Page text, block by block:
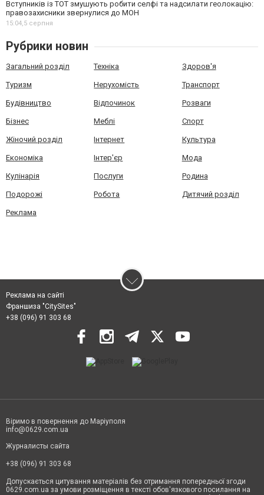
Вступників із ТОТ змушують робити селфі та надсилати геолокацію:
правозахисники звернулися до МОН
15:04, 5 серпня
Рубрики новин
Загальний розділ Техніка Здоров'я
Туризм Нерухомість Транспорт
Будівництво Відпочинок Розваги
Бізнес Меблі Спорт
Жіночий розділ Інтернет Культура
Економіка Інтер'єр Мода
Кулінарія Послуги Родина
Подорожі Робота Дитячий розділ
Реклама
Реклама на сайті
Франшиза "CitySites"
+38 (096) 91 303 68
Віримо в повернення до Маріуполя
info@0629.com.ua
Журналисты сайта
+38 (096) 91 303 68
Допускається цитування матеріалів без отримання попередньої згоди
0629.com.ua за умови розміщення в тексті обов'язкового посилання на